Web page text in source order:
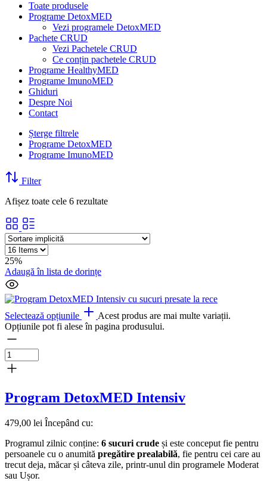
Toate produsele
Programe DetoxMED
Vezi programele DetoxMED
Pachete CRUD
Vezi Pachetele CRUD
Ce conțin pachetele CRUD
Programe HealthyMED
Programe ImunoMED
Ghiduri
Despre Noi
Contact
Șterge filtrele
Programe DetoxMED
Programe ImunoMED
Filter
Afișez toate cele 6 rezultate
25%
Adaugă în lista de dorințe
Selectează opțiunile
Acest produs are mai multe variații.
Opțiunile pot fi alese în pagina produsului.
Program DetoxMED Intensiv
479,00 lei Începând cu:
Programul zilnic conține: 6 sucuri crude și este conceput fie pentru
persoanele cu o anumită pregătire prealabilă, fie pentru cei care au
trecut deja, măcar și câteva zile, printr-unul din programele Moderat
sau Ușor.